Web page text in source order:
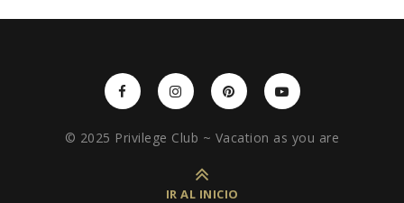
© 2025 Privilege Club ~ Vacation as you are
IR AL INICIO